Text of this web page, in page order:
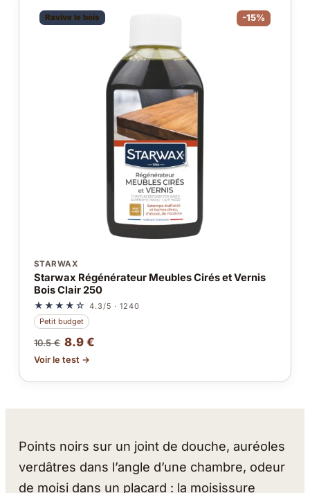
Ravive le bois -15%
STARWAX
Starwax Régénérateur Meubles Cirés et Vernis
Bois Clair 250
★★★★☆ 4.3/5 · 1240
Petit budget
10.5 € 8.9 €
Voir le test →
Points noirs sur un joint de douche, auréoles
verdâtres dans l’angle d’une chambre, odeur
de moisi dans un placard : la moisissure